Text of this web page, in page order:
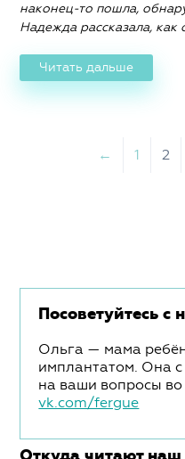
наконец-то пошла,
Надежда рассказала, как
Читать дальше
← 1 2
Посоветуйтесь с
Ольга — мама
имплантатом. Она с
на ваши вопросы во
vk.com/fergue